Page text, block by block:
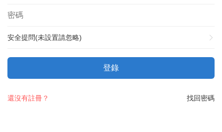
安全提問(未設置請忽略)
登錄
找回密碼
還沒有註冊？